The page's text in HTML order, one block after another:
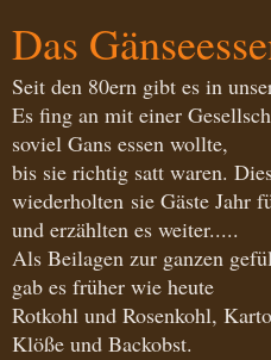
Das
Seit den 80ern gibt es in
Es fing an mit einer
soviel Gans essen wollte,
bis sie richtig satt waren.
wiederholten sie Gäste Jahr
und erzählten es weiter.....
Als Beilagen zur ganzen
gab es früher wie heute
Rotkohl und Rosenkohl,
Klöße und Backobst.